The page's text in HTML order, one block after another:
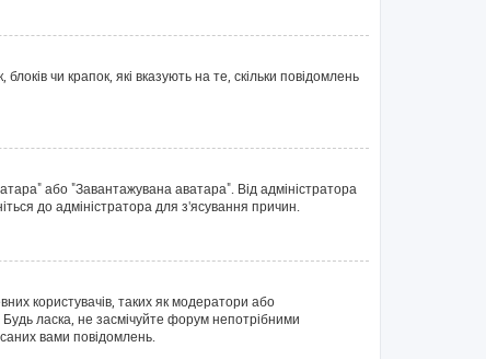
чи крапок, які вказують на те, скільки повідомлень
або "Завантажувана аватара". Від адміністратора
до адміністратора для з'ясування причин.
користувачів, таких як модератори або
ласка, не засмічуйте форум непотрібними
вами повідомлень.